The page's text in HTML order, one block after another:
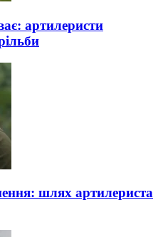
артилеристи
шлях артилериста